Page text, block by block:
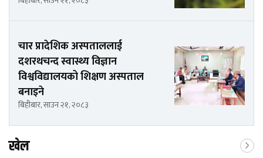
चार प्रादेशिक अस्पताललाई
दशरथचन्द स्वास्थ्य विज्ञान
विश्वविद्यालयको शिक्षण अस्पताल
बनाइने
बिहीबार, साउन २१, २०८३
खेल